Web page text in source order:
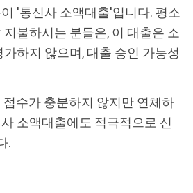
'통신사 소액대출'입니다. 평소
불하시는 분들은, 이 대출은 소
하지 않으며, 대출 승인 가능성
점수가 충분하지 않지만 연체하
소액대출에도 적극적으로 신
.